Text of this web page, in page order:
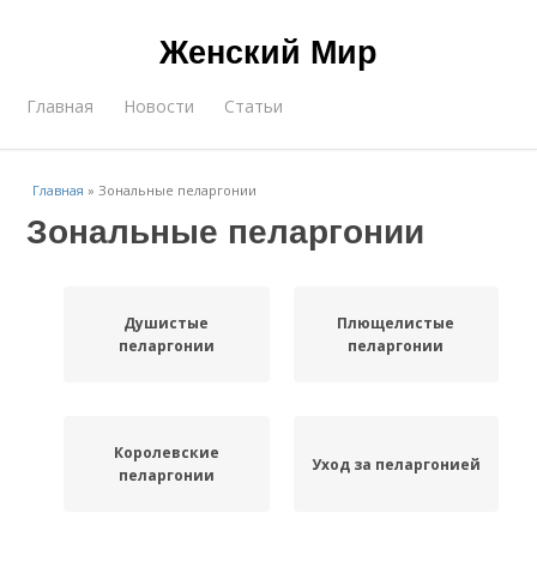
Женский Мир
Главная Новости Статьи
Главная »Зональные пеларгонии
Зональные пеларгонии
Душистые
пеларгонии
Плющелистые
пеларгонии
Королевские
пеларгонии
Уход за пеларгонией